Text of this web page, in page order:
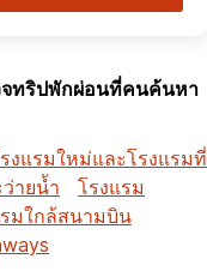
จทริปพักผ่อนที่คนค้นหา
งแรมใหม่และโรงแรมที่
ายน้ำ
โรงแรม
มใกล้สนามบิน